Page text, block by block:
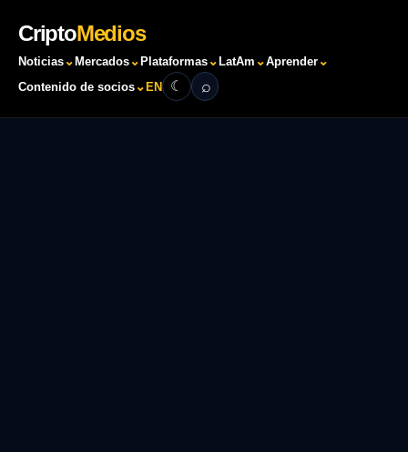
CriptoMedios
Noticias ⌄ Mercados ⌄ Plataformas ⌄ LatAm ⌄Aprender ⌄
Contenido de socios ⌄
Buscar
⌕
EN ☾